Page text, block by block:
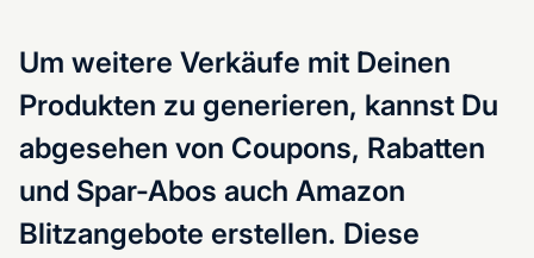
Um weitere Verkäufe mit Deinen
Produkten zu generieren, kannst Du
abgesehen von Coupons, Rabatten
und Spar-Abos auch Amazon
Blitzangebote erstellen. Diese